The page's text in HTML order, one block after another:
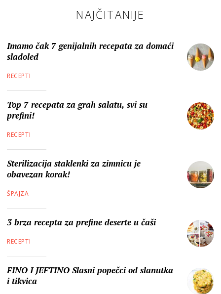
NAJČITANIJE
Imamo čak 7 genijalnih recepata za domaći
sladoled
RECEPTI
Top 7 recepata za grah salatu, svi su
prefini!
RECEPTI
Sterilizacija staklenki za zimnicu je
obavezan korak!
ŠPAJZA
3 brza recepta za prefine deserte u čaši
RECEPTI
FINO I JEFTINO Slasni popečci od slanutka
i tikvica